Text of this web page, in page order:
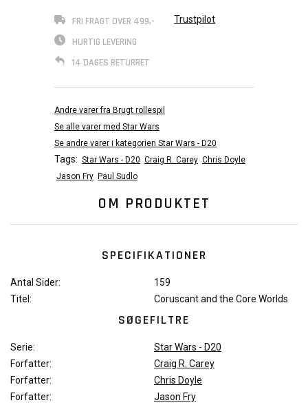
FRI FRAGT OVER 499,-
HURTIG LEVERING
14 DAGES RETURRET
Trustpilot
Andre varer fra Brugt rollespil
Se alle varer med Star Wars
Se andre varer i kategorien Star Wars - D20
Tags: Star Wars - D20 Craig R. Carey Chris Doyle
Jason Fry Paul Sudlo
OM PRODUKTET
SPECIFIKATIONER
Antal Sider:
159
Titel:
Coruscant and the Core Worlds
SØGEFILTRE
Serie:
Star Wars - D20
Forfatter:
Craig R. Carey
Forfatter:
Chris Doyle
Forfatter:
Jason Fry